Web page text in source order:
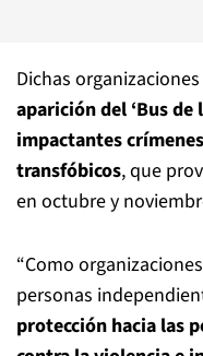
Dichas organizaciones
aparición del ‘Bus
impactantes
transfóbicos, que
en octubre y
“Como
personas
protección hacia las